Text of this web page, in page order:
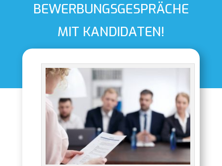
BEWERBUNGSGESPRÄCHE
MIT KANDIDATEN!